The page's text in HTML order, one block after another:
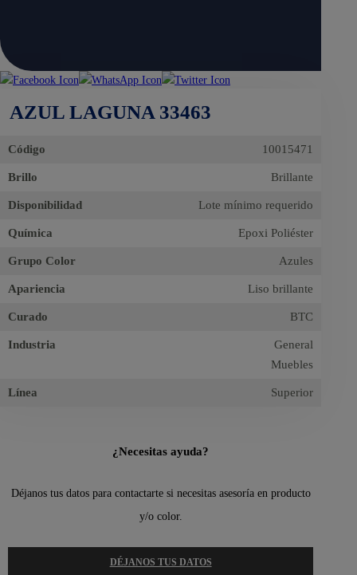
AZUL LAGUNA 33463
Código 10015471
Brillo Brillante
Disponibilidad Lote mínimo requerido
Química Epoxi Poliéster
Grupo Color Azules
Apariencia Liso brillante
Curado BTC
Industria
General
Muebles
Línea Superior
¿Necesitas ayuda?
Déjanos tus datos para contactarte si necesitas asesoría en producto
y/o color.
DÉJANOS TUS DATOS